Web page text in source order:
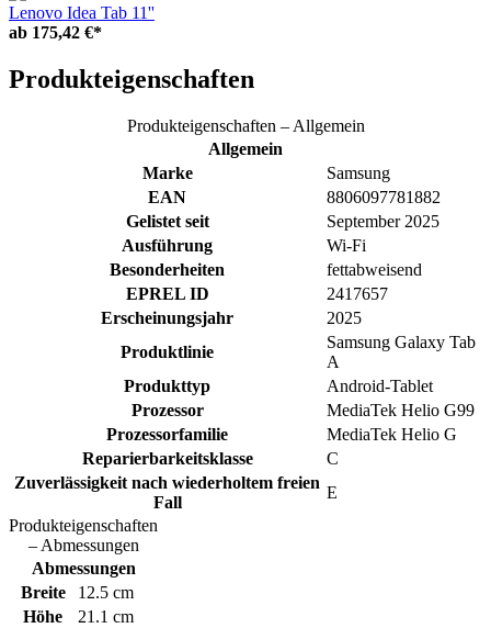
Lenovo Idea Tab 11''
ab 175,42 €*
Produkteigenschaften
Produkteigenschaften – Allgemein
Allgemein
Marke
Samsung
EAN
8806097781882
Gelistet seit
September 2025
Ausführung
Wi-Fi
Besonderheiten
fettabweisend
EPREL ID
2417657
Erscheinungsjahr
2025
Produktlinie
Samsung Galaxy Tab
A
Produkttyp
Android-Tablet
Prozessor
MediaTek Helio G99
Prozessorfamilie
MediaTek Helio G
Reparierbarkeitsklasse
C
Zuverlässigkeit nach wiederholtem freien
Fall
E
Produkteigenschaften
– Abmessungen
Abmessungen
Breite
12.5 cm
Höhe
21.1 cm